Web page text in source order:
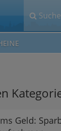
Suche
Geld: